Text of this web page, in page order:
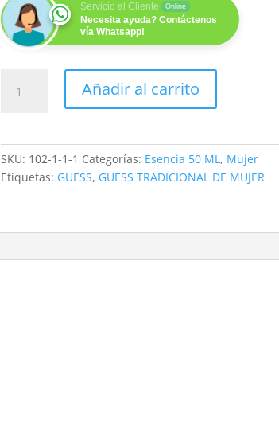
Servicio al Cliente Online
Necesita ayuda? Contáctenos
vía Whatsapp!
SFA
Añadir al carrito
SKU: 102-1-1-1 Categorías: Esencia 50 ML, Mujer
Etiquetas: GUESS, GUESS TRADICIONAL DE MUJER